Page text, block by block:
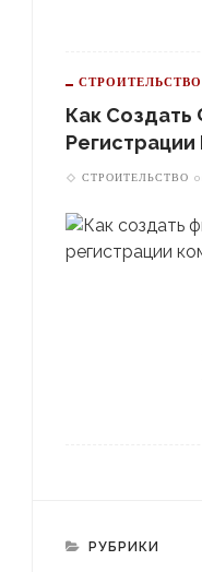
СТРОИТЕЛЬСТВО
Как Создать
СТРОИТЕЛЬСТВО
РУБРИКИ